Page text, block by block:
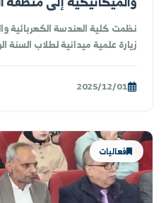
إلى منطقة
كلية الهندسة الكهربائية
علمية ميدانية لطلاب السنة